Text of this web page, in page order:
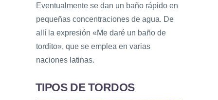
Eventualmente se dan un baño rápido en
pequeñas concentraciones de agua. De
allí la expresión «Me daré un baño de
tordito», que se emplea en varias
naciones latinas.
TIPOS DE TORDOS